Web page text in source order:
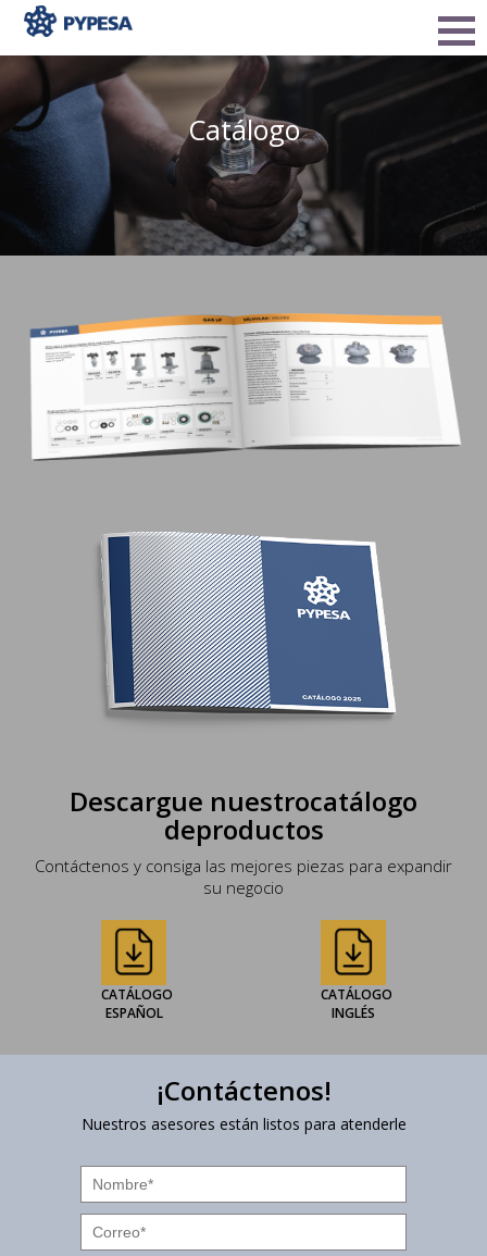
Catálogo
Descargue nuestrocatálogo
deproductos
Contáctenos y consiga las mejores piezas para expandir
su negocio
CATÁLOGO
ESPAÑOL
CATÁLOGO
INGLÉS
¡Contáctenos!
Nuestros asesores están listos para atenderle